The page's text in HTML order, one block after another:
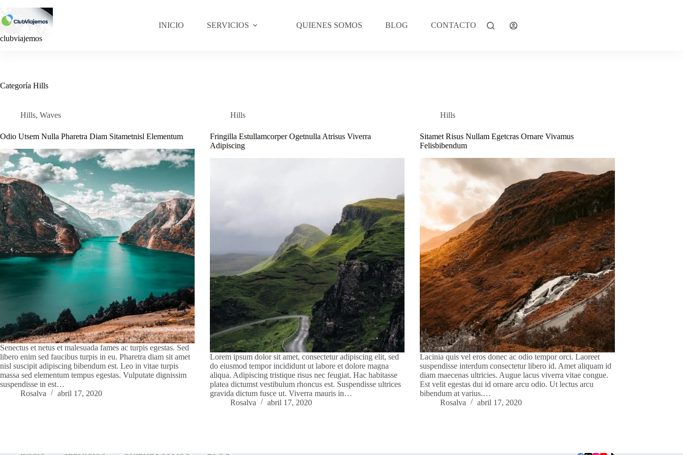
al
contenido
clubviajemos
INICIO SERVICIOS QUIENES SOMOS BLOG CONTACTO
Categoría Hills
Hills, Waves
Odio Utsem Nulla Pharetra Diam Sitametnisl Elementum
Senectus et netus et malesuada fames ac turpis egestas. Sed
libero enim sed faucibus turpis in eu. Pharetra diam sit amet
nisl suscipit adipiscing bibendum est. Leo in vitae turpis
massa sed elementum tempus egestas. Vulputate dignissim
suspendisse in est…
Rosalva
abril 17, 2020
Hills
Fringilla Estullamcorper Ogetnulla Atrisus Viverra
Adipiscing
Lorem ipsum dolor sit amet, consectetur adipiscing elit, sed
do eiusmod tempor incididunt ut labore et dolore magna
aliqua. Adipiscing tristique risus nec feugiat. Hac habitasse
platea dictumst vestibulum rhoncus est. Suspendisse ultrices
gravida dictum fusce ut. Viverra mauris in…
Rosalva
abril 17, 2020
Hills
Sitamet Risus Nullam Egetcras Ornare Vivamus
Felisbibendum
Lacinia quis vel eros donec ac odio tempor orci. Laoreet
suspendisse interdum consectetur libero id. Amet aliquam id
diam maecenas ultricies. Augue lacus viverra vitae congue.
Est velit egestas dui id ornare arcu odio. Ut lectus arcu
bibendum at varius.…
Rosalva
abril 17, 2020